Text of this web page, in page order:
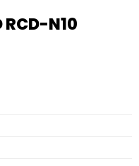
RCD-N10